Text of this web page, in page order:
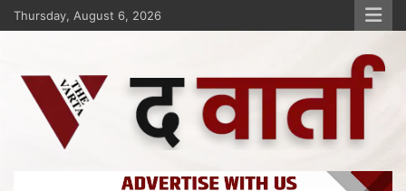
Thursday, August 6, 2026
The Varta